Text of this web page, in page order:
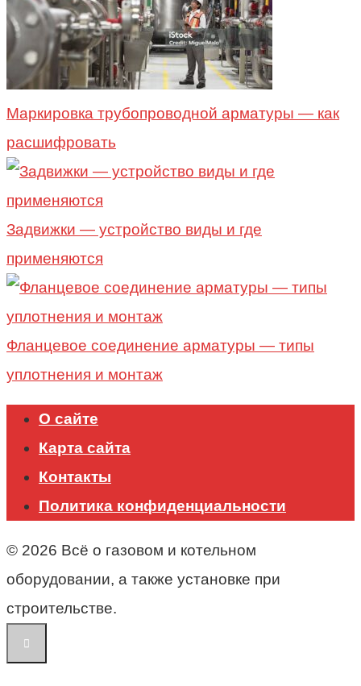
Маркировка трубопроводной арматуры — как
расшифровать
Задвижки — устройство виды и где
применяются
Фланцевое соединение арматуры — типы
уплотнения и монтаж
О сайте
Карта сайта
Контакты
Политика конфиденциальности
© 2026 Всё о газовом и котельном
оборудовании, а также установке при
строительстве.